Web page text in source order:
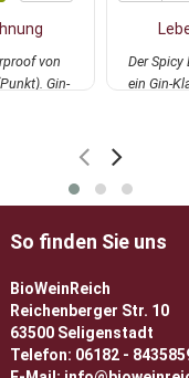
von
Gin-
Der
ein Gin-
So finden Sie uns
BioWeinReich
Reichenberger Str. 10
63500 Seligenstadt
Telefon: 06182 -